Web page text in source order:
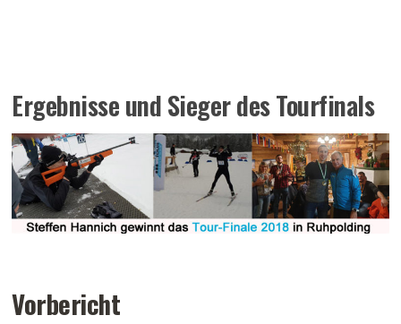
Ergebnisse und Sieger des Tourfinals
Vorbericht